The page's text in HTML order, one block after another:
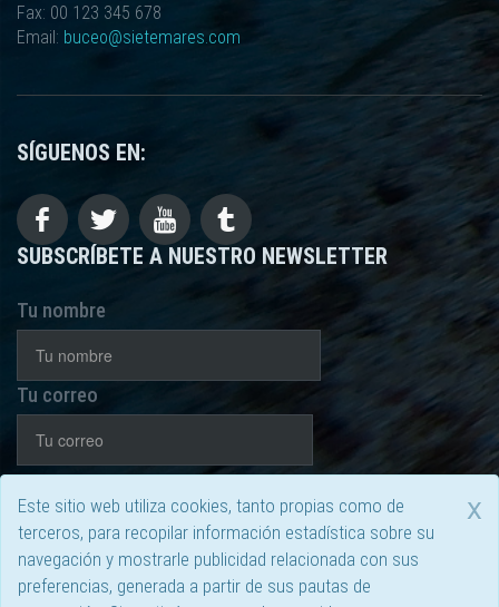
Fax: 00 123 345 678
Email: buceo@sietemares.com
SÍGUENOS EN:
SUBSCRÍBETE A NUESTRO NEWSLETTER
Tu nombre
Tu correo
x
Este sitio web utiliza cookies, tanto propias como de
terceros, para recopilar información estadística sobre su
navegación y mostrarle publicidad relacionada con sus
preferencias, generada a partir de sus pautas de